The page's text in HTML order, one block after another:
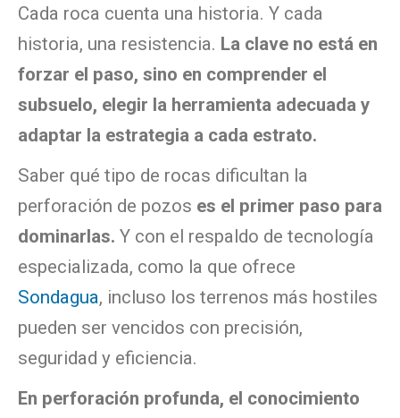
Cada roca cuenta una historia. Y cada
historia, una resistencia. La clave no está en
forzar el paso, sino en comprender el
subsuelo, elegir la herramienta adecuada y
adaptar la estrategia a cada estrato.
Saber qué tipo de rocas dificultan la
perforación de pozos es el primer paso para
dominarlas. Y con el respaldo de tecnología
especializada, como la que ofrece
Sondagua, incluso los terrenos más hostiles
pueden ser vencidos con precisión,
seguridad y eficiencia.
En perforación profunda, el conocimiento